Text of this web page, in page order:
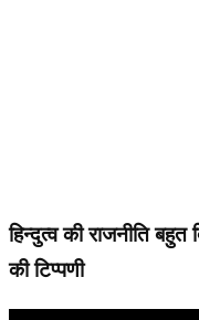
हिन्दुत्व की राजनीति
की टिप्पणी